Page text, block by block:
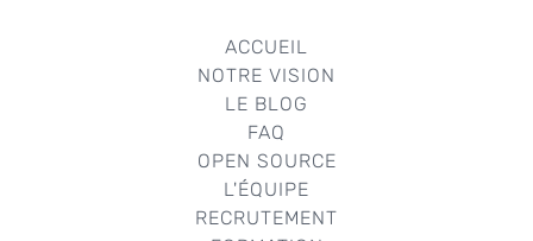
ACCUEIL
NOTRE VISION
LE BLOG
FAQ
OPEN SOURCE
L'ÉQUIPE
RECRUTEMENT